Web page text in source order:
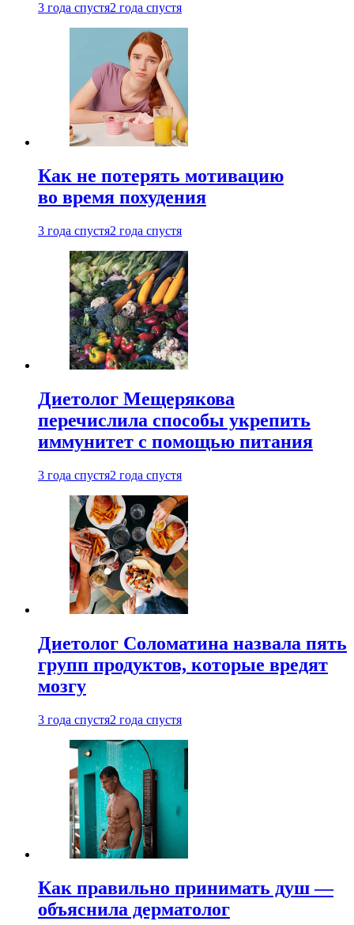
3 года спустя2 года спустя
Как не потерять мотивацию
во время похудения
3 года спустя2 года спустя
Диетолог Мещерякова
перечислила способы укрепить
иммунитет с помощью питания
3 года спустя2 года спустя
Диетолог Соломатина назвала пять
групп продуктов, которые вредят
мозгу
3 года спустя2 года спустя
Как правильно принимать душ —
объяснила дерматолог